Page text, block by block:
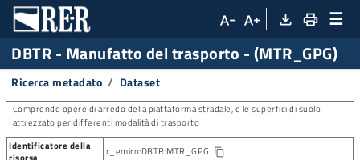
text_decrease text_increase file_download print
☰
DBTR- Manufatto del trasporto - (MTR_GPG)
Ricerca metadato Dataset
Comprende opere di arredo della piattaforma stradale, e le superfici di suolo
attrezzato per differenti modalità di trasporto
Identificatore della
risorsa
r_emiro:DBTR:MTR_GPG content_copy